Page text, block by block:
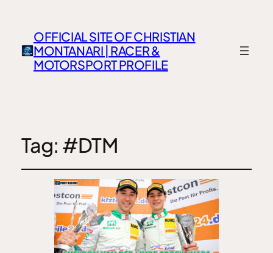
OFFICIAL SITE OF CHRISTIAN
MONTANARI | RACER &
MOTORSPORT PROFILE
Tag: #DTM